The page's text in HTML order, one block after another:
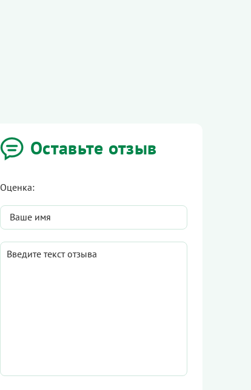
Оставьте отзыв
Оценка: